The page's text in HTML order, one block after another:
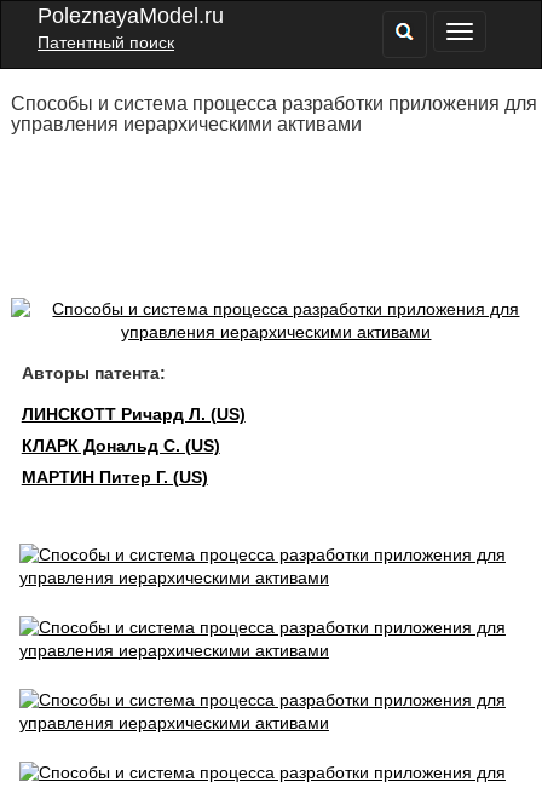
PoleznayaModel.ru
Патентный поиск
Способы и система процесса разработки приложения для
управления иерархическими активами
Авторы патента:
ЛИНСКОТТ Ричард Л. (US)
КЛАРК Дональд С. (US)
МАРТИН Питер Г. (US)